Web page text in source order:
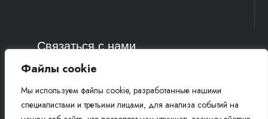
Файлы cookie
Мы используем файлы cookie, разработанные нашими
специалистами и третьими лицами, для анализа событий на
Связаться с нами
4k-parts@mail.ru
+7 (977) 777 91 19 Василий